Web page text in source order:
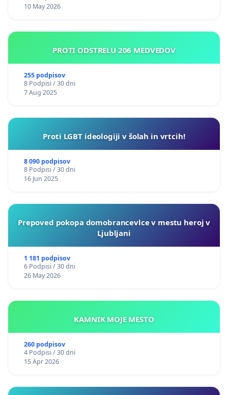
10 May 2026
PROTI ODSTRELU 206 MEDVEDOV
255 podpisov
8 Podpisi / 30 dni
7 Aug 2025
Proti LGBT ideologiji v šolah in vrtcih!
8 090 podpisov
8 Podpisi / 30 dni
16 Jun 2025
Prepoved pokopa domobrancevlce v mestu heroj v
Ljubljani
1 181 podpisov
6 Podpisi / 30 dni
26 May 2026
KAMNIK MOJE MESTO
260 podpisov
4 Podpisi / 30 dni
15 Apr 2026